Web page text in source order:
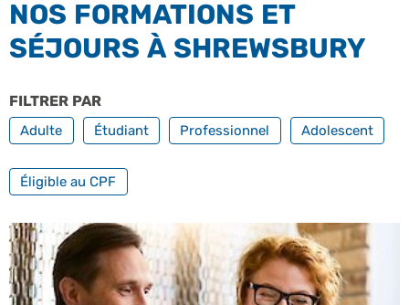
NOS FORMATIONS ET
SÉJOURS À SHREWSBURY
FILTRER PAR
Adulte Étudiant Professionnel Adolescent
Éligible au CPF